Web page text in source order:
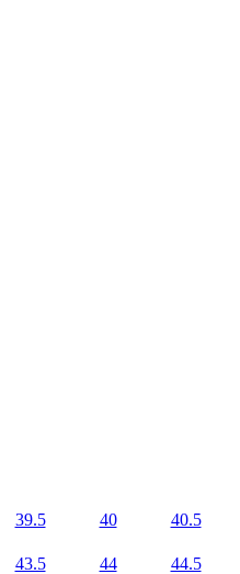
39.5 40 40.5
43.5 44 44.5